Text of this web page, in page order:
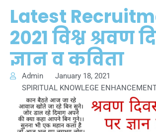
Latest
2021 विश्व श्रवण
ज्ञान व कविता
Admin
January 18, 2021
SPIRITUAL KNOWLEGE